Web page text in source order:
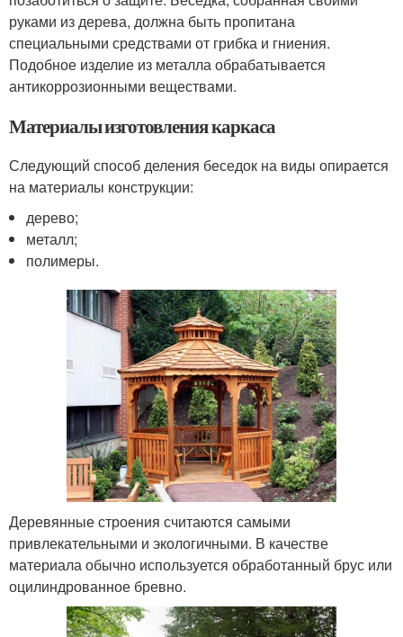
руками из дерева, должна быть пропитана
специальными средствами от грибка и гниения.
Подобное изделие из металла обрабатывается
антикоррозионными веществами.
Материалы изготовления каркаса
Следующий способ деления беседок на виды опирается
на материалы конструкции:
дерево;
металл;
полимеры.
Деревянные строения считаются самыми
привлекательными и экологичными. В качестве
материала обычно используется обработанный брус или
оцилиндрованное бревно.